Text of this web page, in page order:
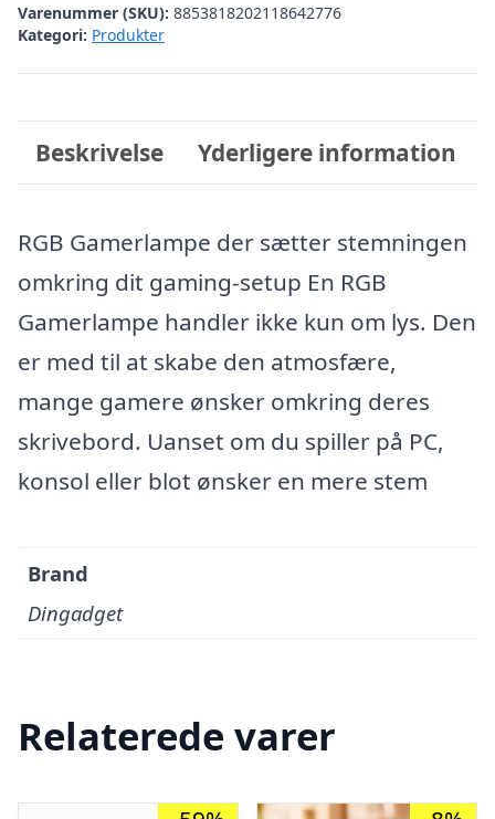
Varenummer (SKU): 8853818202118642776
Kategori: Produkter
Beskrivelse Yderligere information
RGB Gamerlampe der sætter stemningen
omkring dit gaming-setup En RGB
Gamerlampe handler ikke kun om lys. Den
er med til at skabe den atmosfære,
mange gamere ønsker omkring deres
skrivebord. Uanset om du spiller på PC,
konsol eller blot ønsker en mere stem
Brand
Dingadget
Relaterede varer